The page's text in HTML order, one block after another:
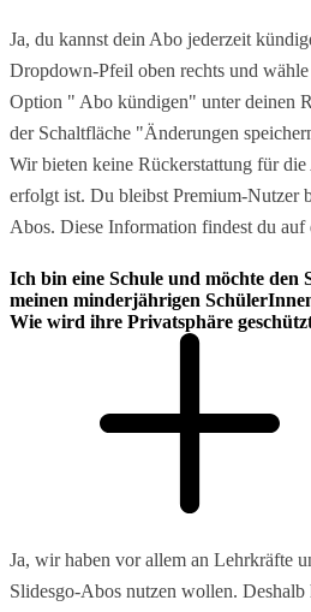
Ja, du kannst dein Abo jederzeit
Dropdown-Pfeil oben rechts und
Option " Abo kündigen" unter deinen
der Schaltfläche "Änderungen
Wir bieten keine Rückerstattung für
erfolgt ist. Du bleibst Premium-Nutzer
Abos. Diese Information findest du auf
Ich bin eine Schule und möchte den
meinen minderjährigen
Wie wird ihre Privatsphäre
Ja, wir haben vor allem an Lehrkräfte
Slidesgo-Abos nutzen wollen.